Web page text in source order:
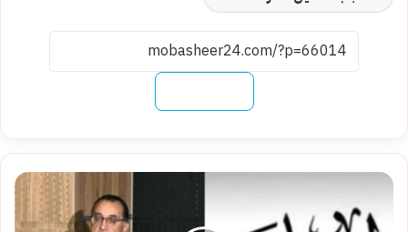
مواعيد
الإجازات
الرسمية